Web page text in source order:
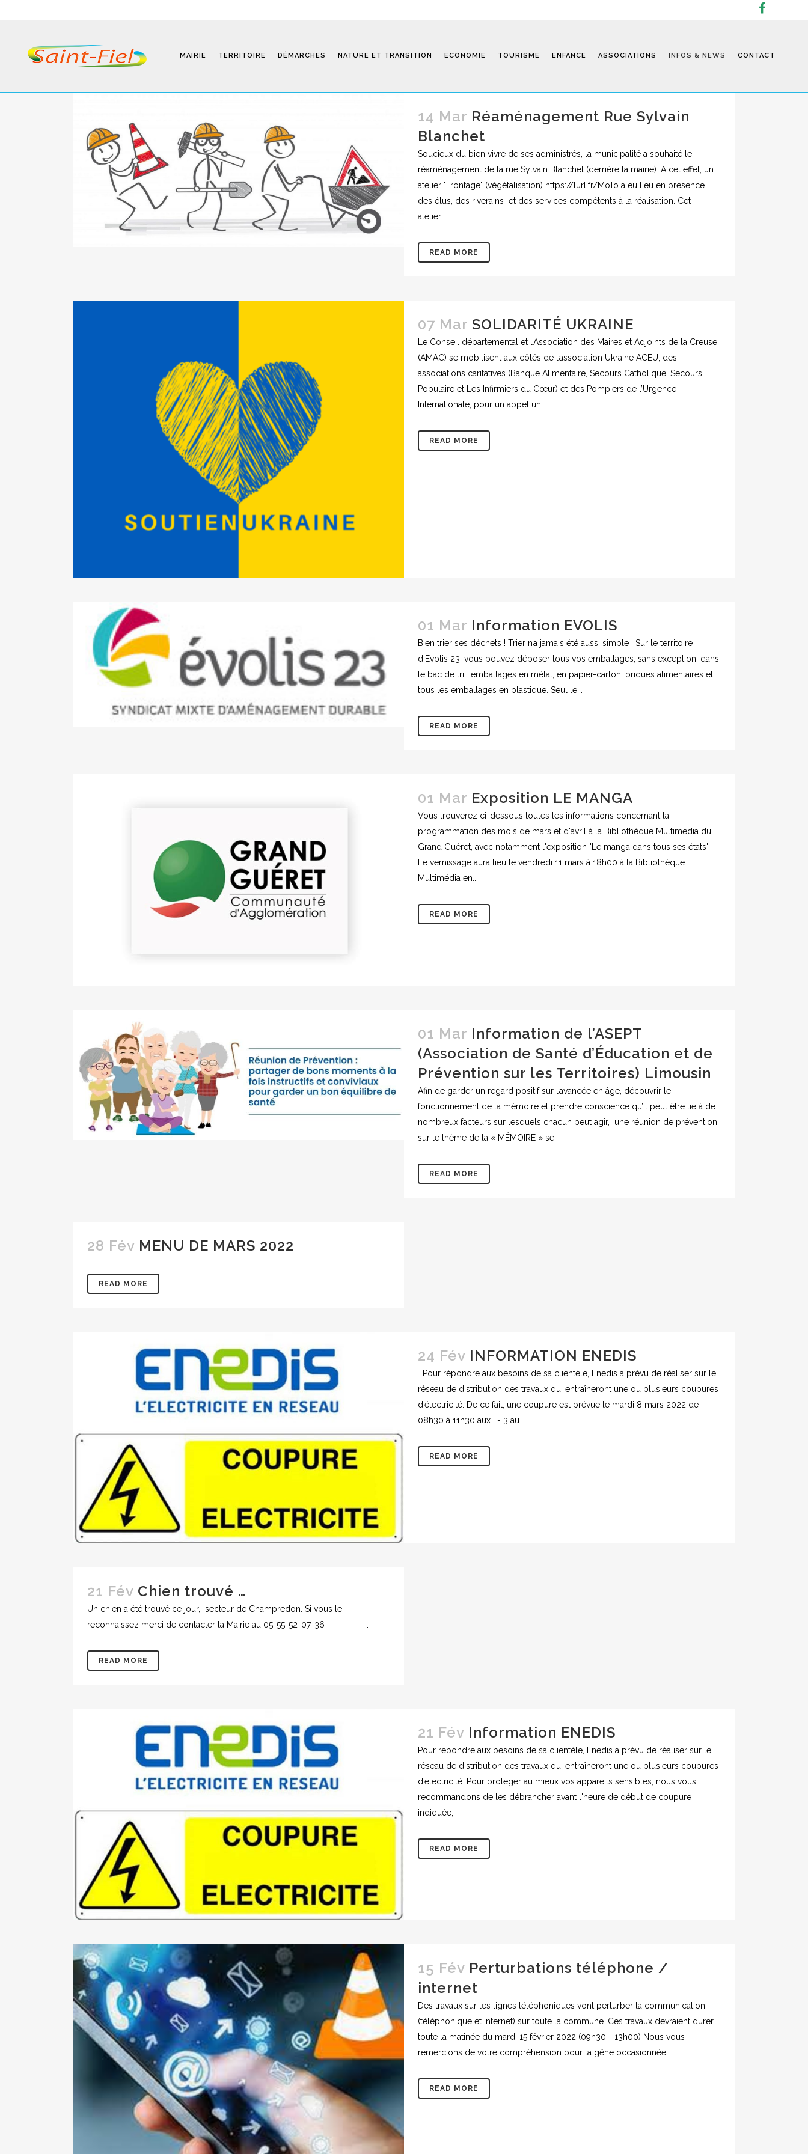
MAIRIE TERRITOIRE DÉMARCHES NATURE ET TRANSITION ECONOMIE TOURISME ENFANCE
Programmes
Infos Pratiques
Modalités D’inscription
Séjours
ASSOCIATIONS INFOS & NEWS CONTACT
14 Mar Réaménagement Rue Sylvain
Blanchet
Soucieux du bien vivre de ses administrés, la municipalité a souhaité le
réaménagement de la rue Sylvain Blanchet (derrière la mairie). A cet effet, un
atelier "Frontage" (végétalisation) https://lurl.fr/MoTo a eu lieu en présence
des élus, des riverains et des services compétents à la réalisation. Cet
atelier...
READ MORE
07 Mar SOLIDARITÉ UKRAINE
Le Conseil départemental et l’Association des Maires et Adjoints de la Creuse
(AMAC) se mobilisent aux côtés de l’association Ukraine ACEU, des
associations caritatives (Banque Alimentaire, Secours Catholique, Secours
Populaire et Les Infirmiers du Cœur) et des Pompiers de l’Urgence
Internationale, pour un appel un...
READ MORE
01 Mar Information EVOLIS
Bien trier ses déchets ! Trier n’a jamais été aussi simple ! Sur le territoire
d’Evolis 23, vous pouvez déposer tous vos emballages, sans exception, dans
le bac de tri : emballages en métal, en papier-carton, briques alimentaires et
tous les emballages en plastique. Seul le...
READ MORE
01 Mar Exposition LE MANGA
Vous trouverez ci-dessous toutes les informations concernant la
programmation des mois de mars et d'avril à la Bibliothèque Multimédia du
Grand Guéret, avec notamment l'exposition "Le manga dans tous ses états".
Le vernissage aura lieu le vendredi 11 mars à 18h00 à la Bibliothèque
Multimédia en...
READ MORE
01 Mar Information de l’ASEPT
(Association de Santé d’Éducation et de
Prévention sur les Territoires) Limousin
Afin de garder un regard positif sur l’avancée en âge, découvrir le
fonctionnement de la mémoire et prendre conscience qu’il peut être lié à de
nombreux facteurs sur lesquels chacun peut agir, une réunion de prévention
sur le thème de la « MÉMOIRE » se...
READ MORE
28 Fév MENU DE MARS 2022
READ MORE
24 Fév INFORMATION ENEDIS
Pour répondre aux besoins de sa clientèle, Enedis a prévu de réaliser sur le
réseau de distribution des travaux qui entraîneront une ou plusieurs coupures
d’électricité. De ce fait, une coupure est prévue le mardi 8 mars 2022 de
08h30 à 11h30 aux : - 3 au...
READ MORE
21 Fév Chien trouvé …
Un chien a été trouvé ce jour, secteur de Champredon. Si vous le
reconnaissez merci de contacter la Mairie au 05-55-52-07-36 ...
READ MORE
21 Fév Information ENEDIS
Pour répondre aux besoins de sa clientèle, Enedis a prévu de réaliser sur le
réseau de distribution des travaux qui entraîneront une ou plusieurs coupures
d’électricité. Pour protéger au mieux vos appareils sensibles, nous vous
recommandons de les débrancher avant l'heure de début de coupure
indiquée,...
READ MORE
15 Fév Perturbations téléphone /
internet
Des travaux sur les lignes téléphoniques vont perturber la communication
(téléphonique et internet) sur toute la commune. Ces travaux devraient durer
toute la matinée du mardi 15 février 2022 (09h30 - 13h00) Nous vous
remercions de votre compréhension pour la gêne occasionnée....
READ MORE